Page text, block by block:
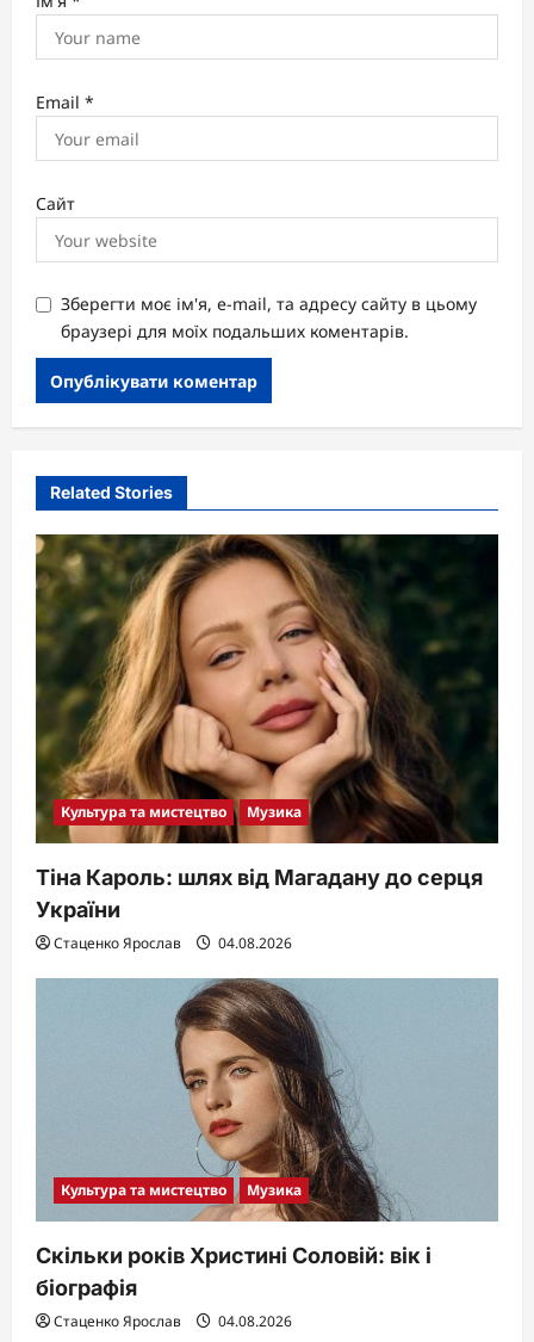
Email *
Сайт
Зберегти моє ім'я, e-mail, та адресу сайту в цьому
браузері для моїх подальших коментарів.
Related Stories
Культура та мистецтво Музика
Тіна Кароль: шлях від Магадану до серця
України
Стаценко Ярослав 04.08.2026
Культура та мистецтво Музика
Скільки років Христині Соловій: вік і
біографія
Стаценко Ярослав 04.08.2026